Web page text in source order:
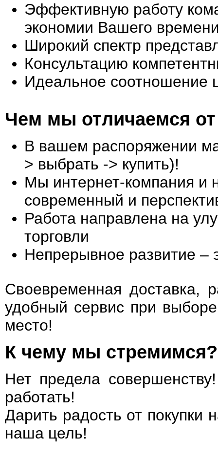
Эффективную работу
экономии Вашего
Широкий спектр
Консультацию
Идеальное соотношение
Чем мы отличаемся от
В вашем распоряжении
> выбрать -> купить)!
Мы интернет-компания и
современный и
Работа направлена на
торговли
Непрерывное развитие –
Своевременная доставка,
удобный сервис при
место!
К чему мы стремимся?
Нет предела
работать!
Дарить радость от
наша цель!